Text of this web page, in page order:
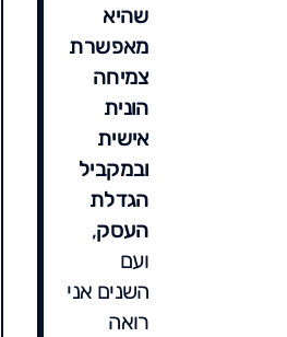
שהיא
מאפשרת
צמיחה
הונית
אישית
ובמקביל
הגדלת
העסק,
ועם
השנים אני
רואה